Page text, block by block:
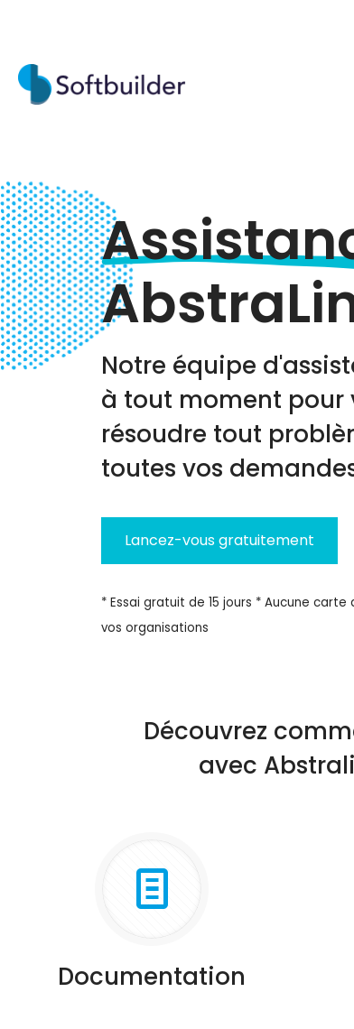
Notre équipe
à tout moment pour
résoudre tout
toutes vos
Lancez-vous gratuitement
* Essai gratuit de 15 jours * Aucune
vos organisations
Découvrez
avec
Documentation